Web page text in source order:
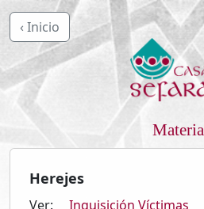
‹ Inicio
Materia
Herejes
Ver: Inquisición Víctimas